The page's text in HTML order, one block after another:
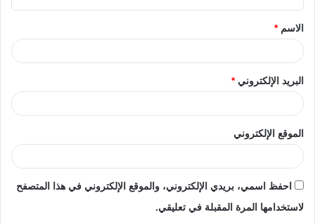
الاسم*
البريد الإلكتروني*
الموقع الإلكتروني
احفظ اسمي، بريدي الإلكتروني، والموقع الإلكتروني في هذا المتصفح
لاستخدامها المرة المقبلة في تعليقي.